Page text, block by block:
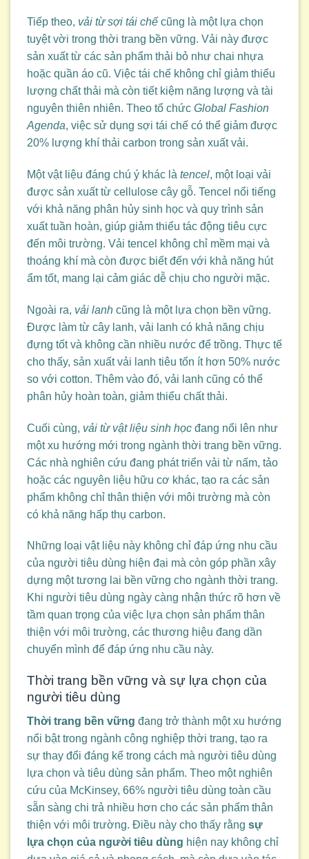
Tiếp theo, vải từ sợi tái chế cũng là một lựa chọn
tuyệt vời trong thời trang bền vững. Vải này được
sản xuất từ các sản phẩm thải bỏ như chai nhựa
hoặc quần áo cũ. Việc tái chế không chỉ giảm thiểu
lượng chất thải mà còn tiết kiệm năng lượng và tài
nguyên thiên nhiên. Theo tổ chức Global Fashion
Agenda, việc sử dụng sợi tái chế có thể giảm được
20% lượng khí thải carbon trong sản xuất vải.
Một vật liệu đáng chú ý khác là tencel, một loại vải
được sản xuất từ cellulose cây gỗ. Tencel nổi tiếng
với khả năng phân hủy sinh học và quy trình sản
xuất tuần hoàn, giúp giảm thiểu tác động tiêu cực
đến môi trường. Vải tencel không chỉ mềm mại và
thoáng khí mà còn được biết đến với khả năng hút
ẩm tốt, mang lại cảm giác dễ chịu cho người mặc.
Ngoài ra, vải lanh cũng là một lựa chọn bền vững.
Được làm từ cây lanh, vải lanh có khả năng chịu
đựng tốt và không cần nhiều nước để trồng. Thực tế
cho thấy, sản xuất vải lanh tiêu tốn ít hơn 50% nước
so với cotton. Thêm vào đó, vải lanh cũng có thể
phân hủy hoàn toàn, giảm thiểu chất thải.
Cuối cùng, vải từ vật liệu sinh học đang nổi lên như
một xu hướng mới trong ngành thời trang bền vững.
Các nhà nghiên cứu đang phát triển vải từ nấm, tảo
hoặc các nguyên liệu hữu cơ khác, tạo ra các sản
phẩm không chỉ thân thiện với môi trường mà còn
có khả năng hấp thụ carbon.
Những loại vật liệu này không chỉ đáp ứng nhu cầu
của người tiêu dùng hiện đại mà còn góp phần xây
dựng một tương lai bền vững cho ngành thời trang.
Khi người tiêu dùng ngày càng nhận thức rõ hơn về
tầm quan trọng của việc lựa chọn sản phẩm thân
thiện với môi trường, các thương hiệu đang dần
chuyển mình để đáp ứng nhu cầu này.
Thời trang bền vững và sự lựa chọn của
người tiêu dùng
Thời trang bền vững đang trở thành một xu hướng
nổi bật trong ngành công nghiệp thời trang, tạo ra
sự thay đổi đáng kể trong cách mà người tiêu dùng
lựa chọn và tiêu dùng sản phẩm. Theo một nghiên
cứu của McKinsey, 66% người tiêu dùng toàn cầu
sẵn sàng chi trả nhiều hơn cho các sản phẩm thân
thiện với môi trường. Điều này cho thấy rằng sự
lựa chọn của người tiêu dùng hiện nay không chỉ